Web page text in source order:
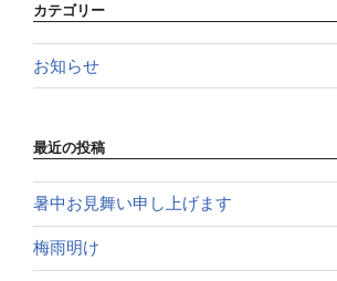
カテゴリー
お知らせ
最近の投稿
暑中お見舞い申し上げます
梅雨明け